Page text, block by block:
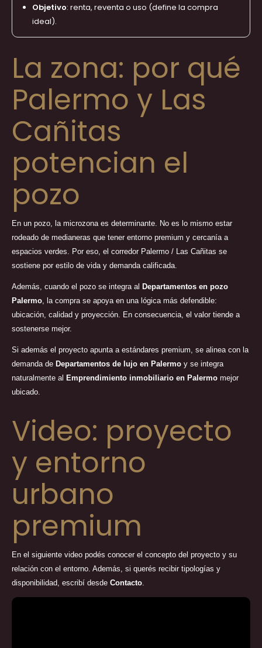
Objetivo: renta, reventa o uso (define la compra
ideal).
La zona: por qué
Palermo y Las
Cañitas
potencian el
pozo
En un pozo, la microzona es determinante. No es lo mismo estar
rodeado de medianeras que tener entorno premium y cercanía a
espacios verdes. Por eso, el corredor Palermo / Las Cañitas se
sostiene por estilo de vida y demanda calificada.
Además, cuando el pozo se integra al Departamentos en pozo
Palermo, la compra se apoya en una lógica más defendible:
ubicación, calidad y proyección. En consecuencia, el valor tiende a
sostenerse mejor.
Si además el proyecto apunta a estándares premium, se alinea con la
demanda de Departamentos de lujo en Palermo y se integra
naturalmente al Emprendimiento inmobiliario en Palermo mejor
ubicado.
Video: proyecto
y entorno
urbano
premium
En el siguiente video podés conocer el concepto del proyecto y su
relación con el entorno. Además, si querés recibir tipologías y
disponibilidad, escribí desde Contacto.